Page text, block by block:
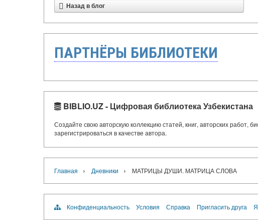
Назад в блог
ПАРТНЁРЫ БИБЛИОТЕКИ
BIBLIO.UZ - Цифровая библиотека Узбекистана
Создайте свою авторскую коллекцию статей, книг, авторских
зарегистрироваться в качестве автора.
Главная › Дневники › МАТРИЦЫ ДУШИ. МАТРИЦА СЛОВА
Конфиденциальность Условия Справка Пригласить друга